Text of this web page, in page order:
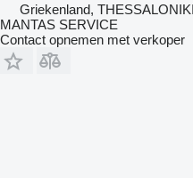
Griekenland, THESSALONIKI
MANTAS SERVICE
Contact opnemen met verkoper